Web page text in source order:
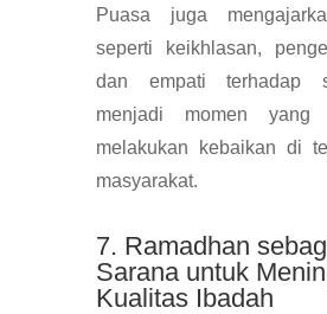
Puasa juga
seperti keikhlasan,
dan empati terhadap
menjadi momen
melakukan kebaikan di
masyarakat.
7. Ramadhan
Sarana untuk
Kualitas Ibadah